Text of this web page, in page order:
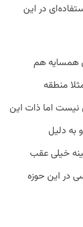
در این
همسایه هم
منطقه
نیست اما ذات این
به دلیل
خیلی عقب
در این حوزه